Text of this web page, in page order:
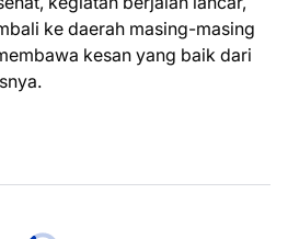
ke daerah masing-masing
kesan yang baik dari